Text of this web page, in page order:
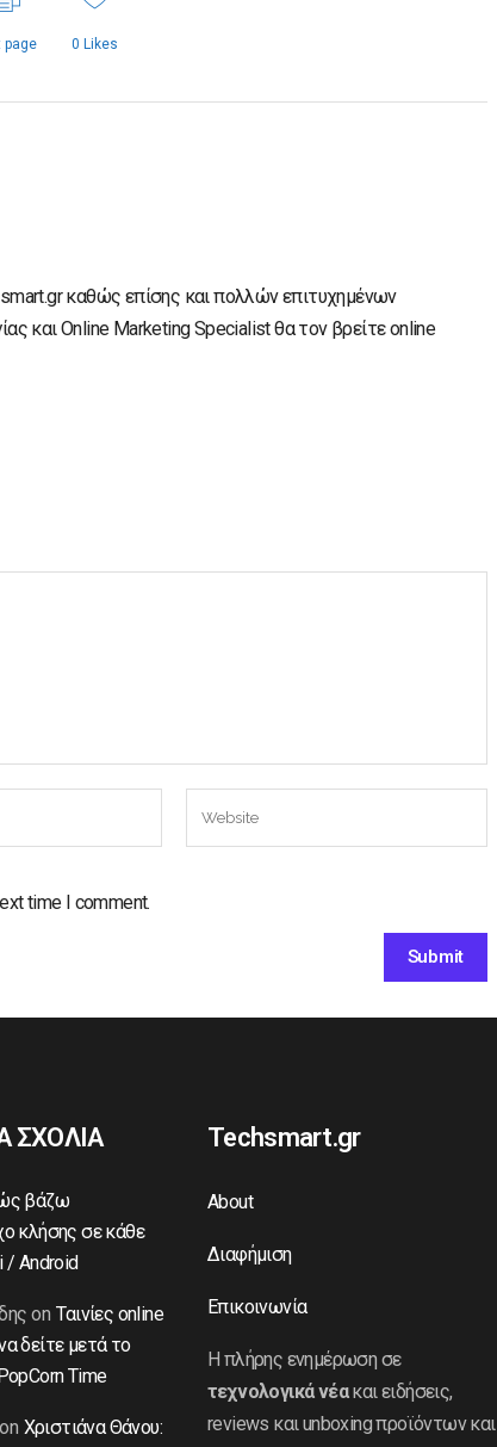
page 0 Likes
καθώς επίσης και πολλών επιτυχημένων
και Online Marketing Specialist θα τον βρείτε online
time I comment.
ΣΧΟΛΙΑ
βάζω
κλήσης σε κάθε
/ Android
onΤαινίες online
δείτε μετά το
Time
on Χριστιάνα Θάνου:
Techsmart.gr
About
Διαφήμιση
Επικοινωνία
Η πλήρης ενημέρωση σε
τεχνολογικά νέακαι ειδήσεις,
reviews και unboxing προϊόντων και